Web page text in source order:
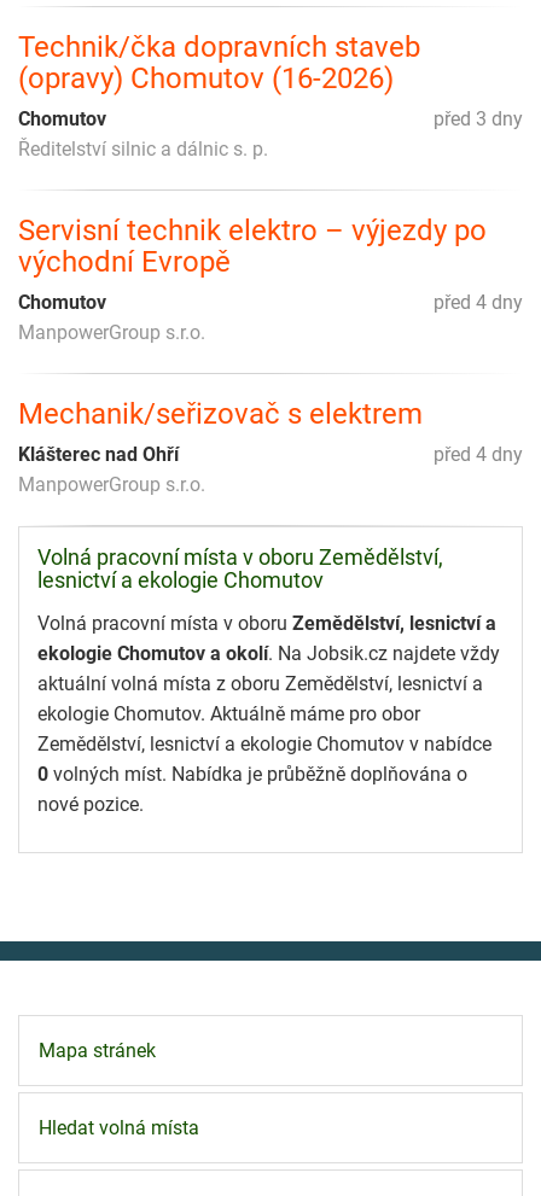
Technik/čka dopravních staveb
(opravy) Chomutov (16-2026)
před 3 dny
Chomutov
Ředitelství silnic a dálnic s. p.
Servisní technik elektro – výjezdy po
východní Evropě
před 4 dny
Chomutov
ManpowerGroup s.r.o.
Mechanik/seřizovač s elektrem
před 4 dny
Klášterec nad Ohří
ManpowerGroup s.r.o.
Volná pracovní místa v oboru Zemědělství,
lesnictví a ekologie Chomutov
Volná pracovní místa v oboru Zemědělství, lesnictví a
ekologie Chomutov a okolí. Na Jobsik.cz najdete vždy
aktuální volná místa z oboru Zemědělství, lesnictví a
ekologie Chomutov. Aktuálně máme pro obor
Zemědělství, lesnictví a ekologie Chomutov v nabídce
0 volných míst. Nabídka je průběžně doplňována o
nové pozice.
Mapa stránek
Hledat volná místa